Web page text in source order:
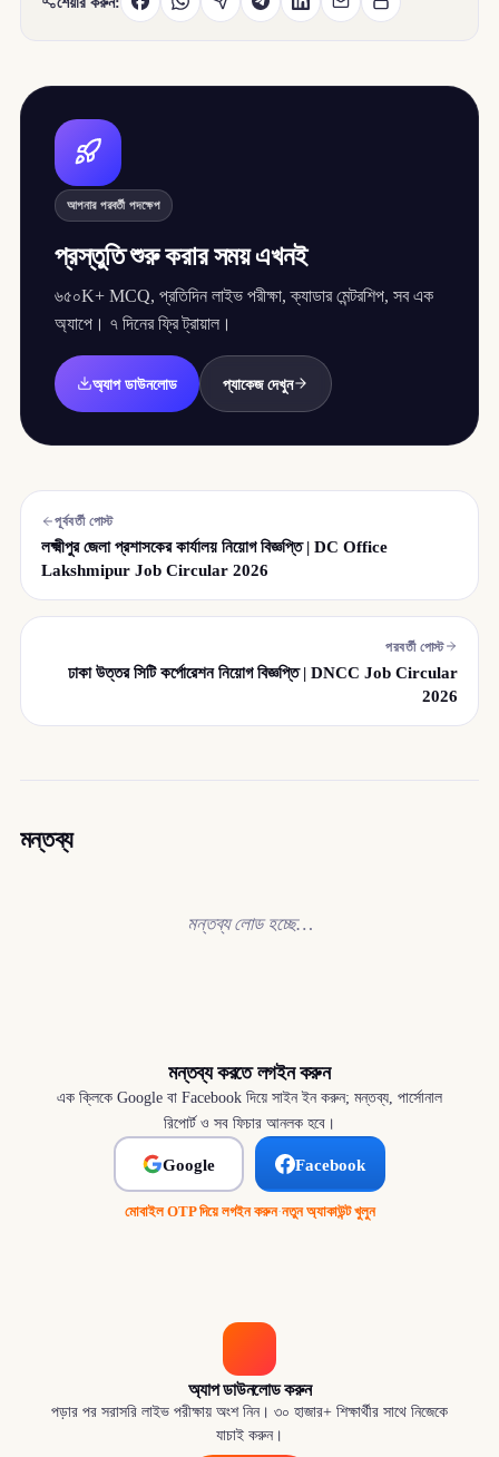
আপনার পরবর্তী পদক্ষেপ
প্রস্তুতি শুরু করার সময় এখনই
৬৫০K+ MCQ, প্রতিদিন লাইভ পরীক্ষা, ক্যাডার মেন্টরশিপ, সব এক
অ্যাপে। ৭ দিনের ফ্রি ট্রায়াল।
অ্যাপ ডাউনলোড প্যাকেজ দেখুন
পূর্ববর্তী পোস্ট
লক্ষ্মীপুর জেলা প্রশাসকের কার্যালয় নিয়োগ বিজ্ঞপ্তি | DC Office
Lakshmipur Job Circular 2026
পরবর্তী পোস্ট
ঢাকা উত্তর সিটি কর্পোরেশন নিয়োগ বিজ্ঞপ্তি | DNCC Job Circular
2026
মন্তব্য
মন্তব্য লোড হচ্ছে…
মন্তব্য করতে লগইন করুন
এক ক্লিকে Google বা Facebook দিয়ে সাইন ইন করুন; মন্তব্য, পার্সোনাল
রিপোর্ট ও সব ফিচার আনলক হবে।
Google Facebook
মোবাইল OTP দিয়ে লগইন করুন·নতুন অ্যাকাউন্ট খুলুন
অ্যাপ ডাউনলোড করুন
পড়ার পর সরাসরি লাইভ পরীক্ষায় অংশ নিন। ৩০ হাজার+ শিক্ষার্থীর সাথে নিজেকে
যাচাই করুন।